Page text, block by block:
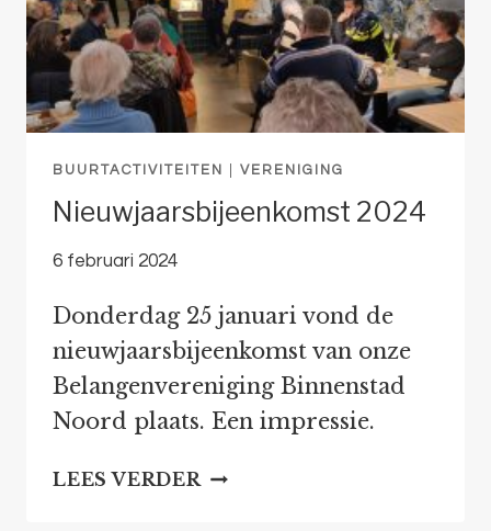
BUURTACTIVITEITEN VERENIGING
Nieuwjaarsbijeenkomst 2024
6 februari 2024
Donderdag 25 januari vond de
nieuwjaarsbijeenkomst van onze
Belangenvereniging Binnenstad
Noord plaats. Een impressie.
LEES VERDER